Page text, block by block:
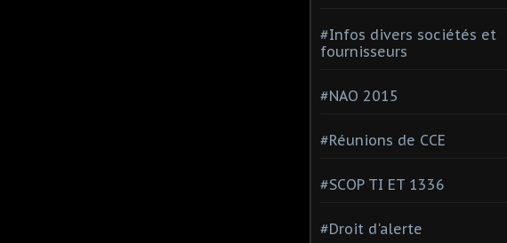
#Infos divers sociétés et
fournisseurs
#NAO 2015
#Réunions de CCE
#SCOP TI ET 1336
#Droit d'alerte